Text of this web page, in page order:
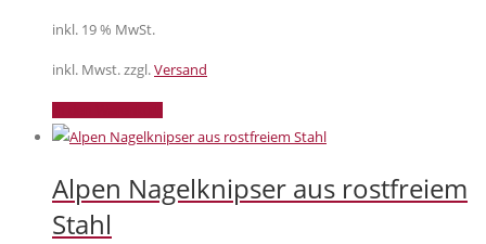
inkl. 19 % MwSt.
inkl. Mwst. zzgl.Versand
Alpen Nagelknipser aus rostfreiem
Stahl